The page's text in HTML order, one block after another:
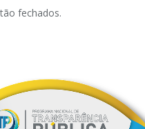
fechados.